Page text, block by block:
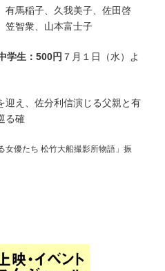
有馬稲子、久我美子、佐田啓
笠智衆、山本富士子
学生：500円 ７月１日（水）よ
迎え、佐分利信演じる父親と有
る確
女優たち 松竹大船撮影所物語」振